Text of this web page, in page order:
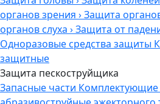
органов зрения ›Защита
органов слуха ›Защита от
Одноразовые средства защиты
защитные
Защита пескоструйщика
Запасные части Комплектующие